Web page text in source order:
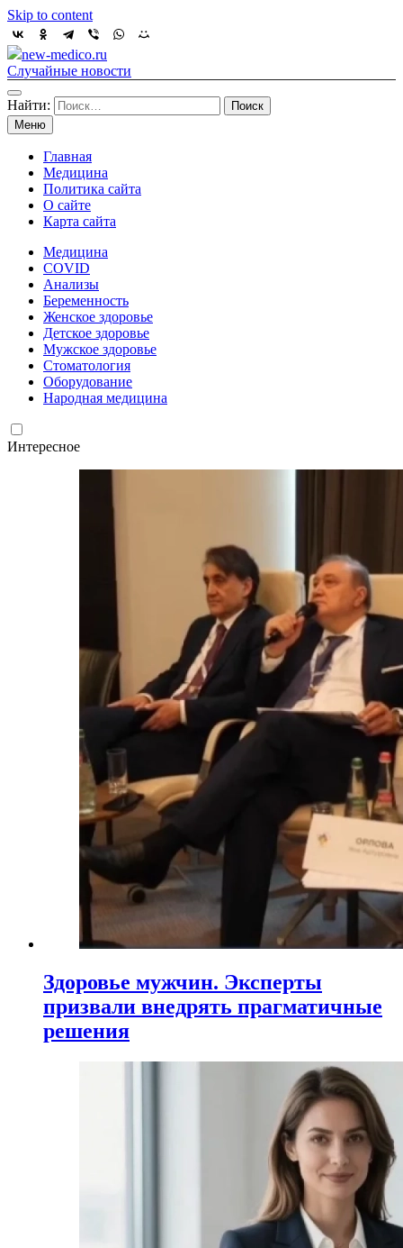
Skip to content
new-medico.ru
Случайные новости
Найти:
Меню
Главная
Медицина
Политика сайта
О сайте
Карта сайта
Медицина
COVID
Анализы
Беременность
Женское здоровье
Детское здоровье
Мужское здоровье
Стоматология
Оборудование
Народная медицина
Интересное
Здоровье мужчин. Эксперты
призвали внедрять прагматичные
решения